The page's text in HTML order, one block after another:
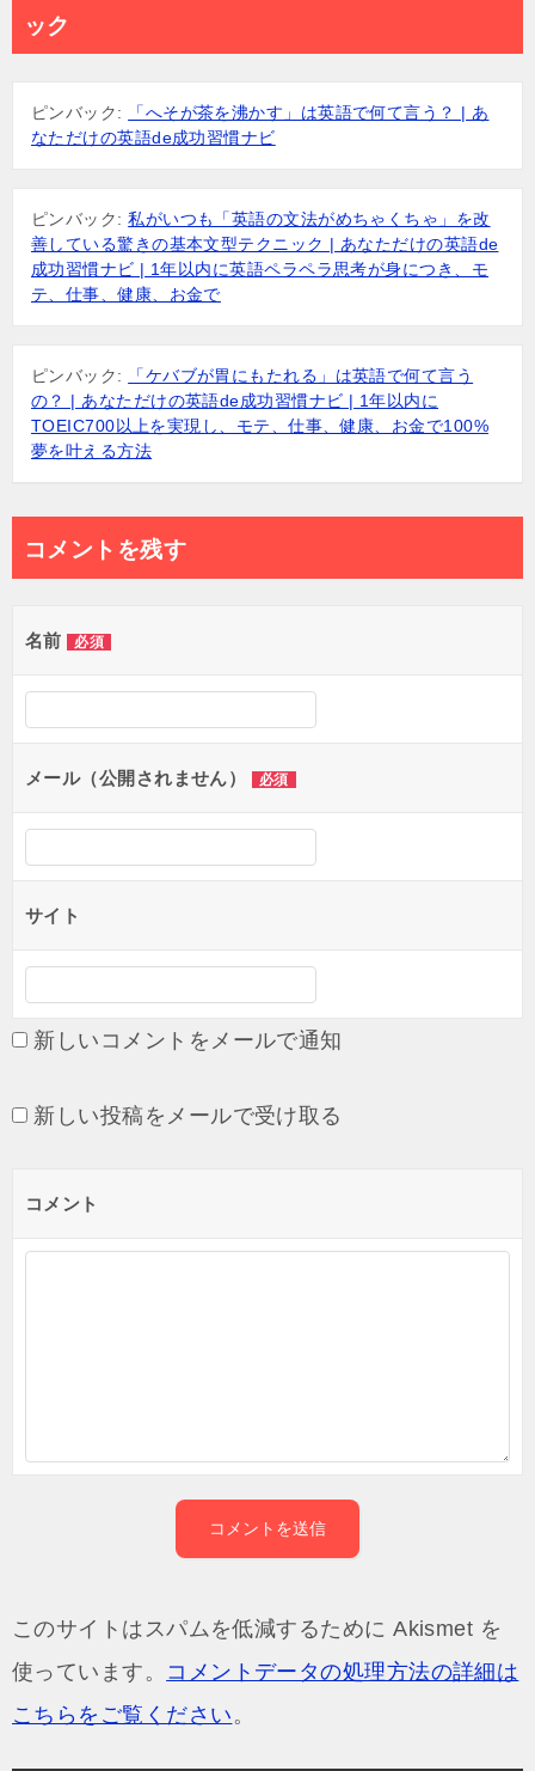
ゲ
ー
シ
ョ
ック
ピンバック:
「へそが茶を沸かす」は英語で何て言う？ | あ
なただけの英語de成功習慣ナビ
ピンバック:私がいつも「英語の文法がめちゃくちゃ」を改
善している驚きの基本文型テクニック | あなただけの英語de
成功習慣ナビ | 1年以内に英語ペラペラ思考が身につき、モ
テ、仕事、健康、お金で
ピンバック:
「ケバブが胃にもたれる」は英語で何て言う
の？ | あなただけの英語de成功習慣ナビ | 1年以内に
TOEIC700以上を実現し、モテ、仕事、健康、お金で100%
夢を叶える方法
コメントを残す
名前 必須
メール（公開されません） 必須
サイト
新しいコメントをメールで通知
新しい投稿をメールで受け取る
コメント
このサイトはスパムを低減するために Akismet を
使っています。 コメントデータの処理方法の詳細は
こちらをご覧ください 。